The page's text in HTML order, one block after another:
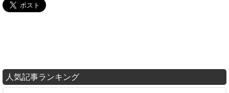
人気記事ランキング